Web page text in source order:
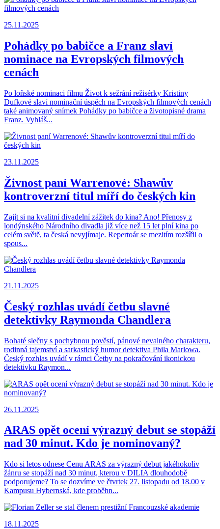
25.11.2025
Pohádky po babičce a Franz slaví
nominace na Evropských filmových
cenách
Po loňské nominaci filmu Život k sežrání režisérky Kristiny
Dufkové slaví nominační úspěch na Evropských filmových cenách
také animovaný snímek Pohádky po babičce a životopisné drama
Franz. Vyhláš...
23.11.2025
Živnost paní Warrenové: Shawův
kontroverzní titul míří do českých kin
Zajít si na kvalitní divadelní zážitek do kina? Ano! Přenosy z
londýnského Národního divadla již více než 15 let plní kina po
celém světě, ta česká nevyjímaje. Repertoár se mezitím rozšířil o
spous...
21.11.2025
Český rozhlas uvádí četbu slavné
detektivky Raymonda Chandlera
Bohaté slečny s pochybnou pověstí, pánové nevalného charakteru,
rodinná tajemství a sarkastický humor detektiva Phila Marlowa.
Český rozhlas uvádí v rámci Četby na pokračování ikonickou
detektivku Raymon...
26.11.2025
ARAS opět ocení výrazný debut se stopáží
nad 30 minut. Kdo je nominovaný?
Kdo si letos odnese Cenu ARAS za výrazný debut jakéhokoliv
žánru se stopáží nad 30 minut, kterou v DILIA dlouhodobě
podporujeme? To se dozvíme ve čtvrtek 27. listopadu od 18.00 v
Kampusu Hybernská, kde proběhn...
18.11.2025